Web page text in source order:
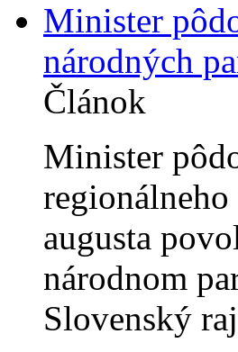
Minister
národných
Článok
Minister
augusta
národnom
Slovenský